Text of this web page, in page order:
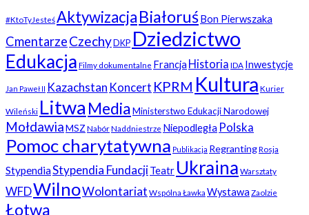
#KtoTyJesteśAktywizacjaBiałoruśBon Pierwszaka
CmentarzeCzechyDKP Dziedzictwo
Edukacja Filmy dokumentalne Francja Historia IDA Inwestycje
Jan Paweł II Kazachstan Koncert KPRM Kultura Kurier
Wileński Litwa MediaMinisterstwo Edukacji Narodowej
MołdawiaMSZ NabórNaddniestrze Niepodległa Polska
Pomoc charytatywna Publikacja RegrantingRosja
StypendiaStypendia FundacjiTeatr Ukraina Warsztaty
WFDWilnoWolontariat Wspólna Ławka Wystawa Zaolzie
Łotwa